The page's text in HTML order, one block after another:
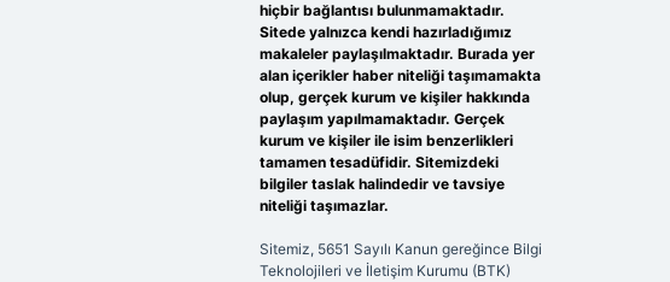
hiçbir bağlantısı bulunmamaktadır.
Sitede yalnızca kendi hazırladığımız
makaleler paylaşılmaktadır. Burada yer
alan içerikler haber niteliği taşımamakta
olup, gerçek kurum ve kişiler hakkında
paylaşım yapılmamaktadır. Gerçek
kurum ve kişiler ile isim benzerlikleri
tamamen tesadüfidir. Sitemizdeki
bilgiler taslak halindedir ve tavsiye
niteliği taşımazlar.
Sitemiz, 5651 Sayılı Kanun gereğince Bilgi
Teknolojileri ve İletişim Kurumu (BTK)